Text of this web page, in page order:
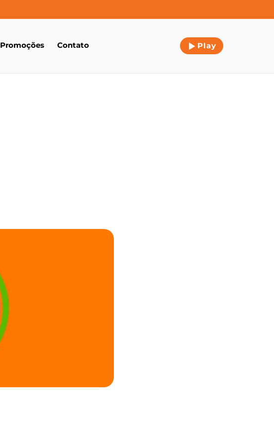
Promoções Contato Play